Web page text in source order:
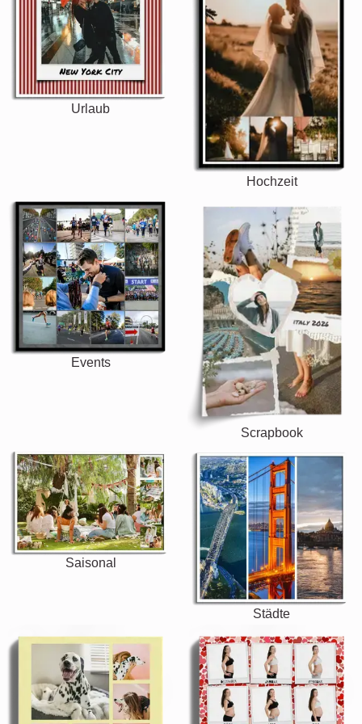
Urlaub
Hochzeit
Events
Scrapbook
Saisonal
Städte